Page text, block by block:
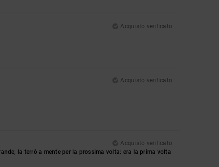
Acquisto verificato
Acquisto verificato
Acquisto verificato
la terrò a mente per la prossima volta: era la prima volta